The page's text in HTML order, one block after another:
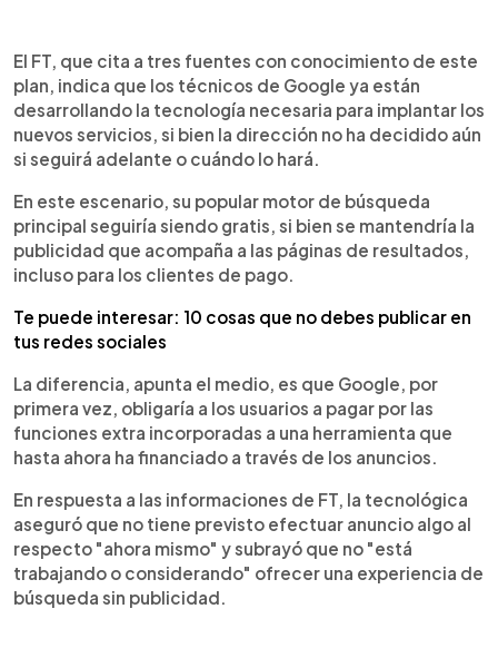
El FT, que cita a tres fuentes con conocimiento de este
plan, indica que los técnicos de Google ya están
desarrollando la tecnología necesaria para implantar los
nuevos servicios, si bien la dirección no ha decidido aún
si seguirá adelante o cuándo lo hará.
En este escenario, su popular motor de búsqueda
principal seguiría siendo gratis, si bien se mantendría la
publicidad que acompaña a las páginas de resultados,
incluso para los clientes de pago.
Te puede interesar: 10 cosas que no debes publicar en
tus redes sociales
La diferencia, apunta el medio, es que Google, por
primera vez, obligaría a los usuarios a pagar por las
funciones extra incorporadas a una herramienta que
hasta ahora ha financiado a través de los anuncios.
En respuesta a las informaciones de FT, la tecnológica
aseguró que no tiene previsto efectuar anuncio algo al
respecto "ahora mismo" y subrayó que no "está
trabajando o considerando" ofrecer una experiencia de
búsqueda sin publicidad.